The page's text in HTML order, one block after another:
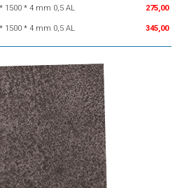
1500 * 4 mm 0,5 AL 275,00
1500 * 4 mm 0,5 AL 345,00